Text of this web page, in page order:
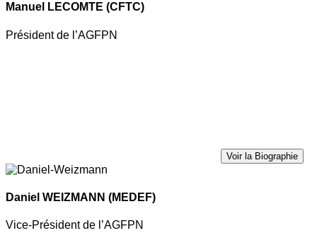
Manuel LECOMTE (CFTC)
Président de l’AGFPN
Voir la Biographie
Daniel WEIZMANN (MEDEF)
Vice-Président de l’AGFPN